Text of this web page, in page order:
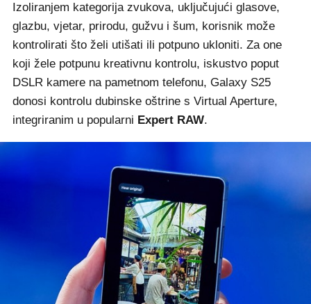
Izoliranjem kategorija zvukova, uključujući glasove,
glazbu, vjetar, prirodu, gužvu i šum, korisnik može
kontrolirati što želi utišati ili potpuno ukloniti. Za one
koji žele potpunu kreativnu kontrolu, iskustvo poput
DSLR kamere na pametnom telefonu, Galaxy S25
donosi kontrolu dubinske oštrine s Virtual Aperture,
integriranim u popularni Expert RAW.